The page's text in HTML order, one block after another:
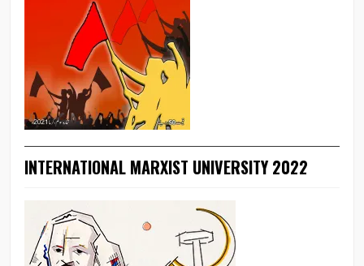
INTERNATIONAL MARXIST UNIVERSITY 2022